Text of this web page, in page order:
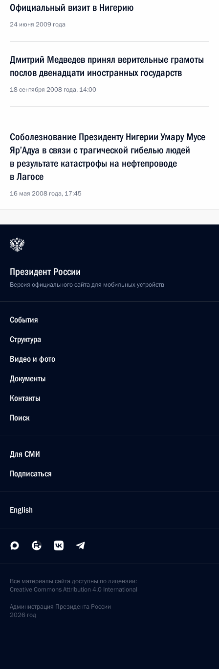
Официальный визит в Нигерию
24 июня 2009 года
Дмитрий Медведев принял верительные грамоты
послов двенадцати иностранных государств
18 сентября 2008 года, 14:00
Соболезнование Президенту Нигерии Умару Мусе
Яр’Адуа в связи с трагической гибелью людей
в результате катастрофы на нефтепроводе
в Лагосе
16 мая 2008 года, 17:45
Президент России
Версия официального сайта для мобильных устройств
События
Структура
Видео и фото
Документы
Контакты
Поиск
Для СМИ
Подписаться
English
Все материалы сайта доступны по лицензии:
Creative Commons Attribution 4.0 International
Администрация Президента России
2026 год